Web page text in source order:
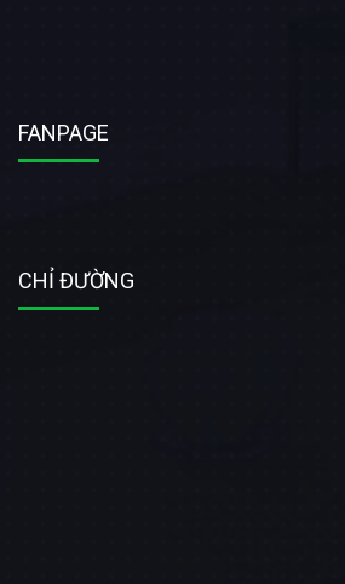
FANPAGE
CHỈ ĐƯỜNG